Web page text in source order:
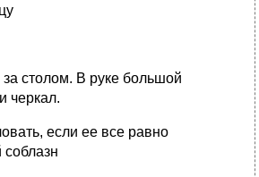
столом. В руке большой
черкал.
если ее все равно
соблазн